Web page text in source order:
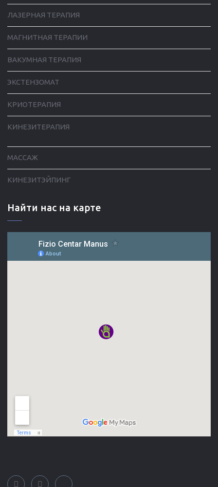
ЛАЗЕРНАЯ ТЕРАПИЯ
МАГНИТНАЯ ТЕРАПИИ
ВАКУМНАЯ ТЕРАПИЯ
ЭКСТЕНЗОМАТ
КРИОТЕРАПИЯ
КИНЕЗИТЕРАПИЯ
МАССАЖ
КИНЕЗИТЭЙПИНГ
Найти нас на карте